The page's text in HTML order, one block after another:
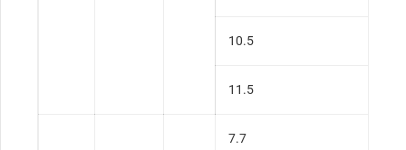
10.5
11.5
7.7